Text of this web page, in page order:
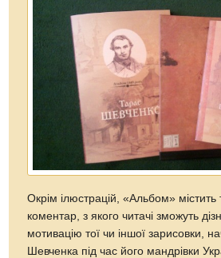
Окрім ілюстрацій, «Альбом» містить
коментар, з якого читачі зможуть
мотивацію тої чи іншої зарисовки,
Шевченка під час його мандрівки